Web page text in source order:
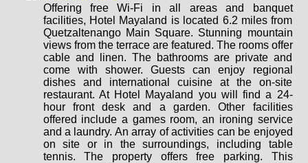
Offering free Wi-Fi in all areas and banquet
facilities, Hotel Mayaland is located 6.2 miles from
Quetzaltenango Main Square. Stunning mountain
views from the terrace are featured. The rooms offer
cable and linen. The bathrooms are private and
come with shower. Guests can enjoy regional
dishes and international cuisine at the on-site
restaurant. At Hotel Mayaland you will find a 24-
hour front desk and a garden. Other facilities
offered include a games room, an ironing service
and a laundry. An array of activities can be enjoyed
on site or in the surroundings, including table
tennis. The property offers free parking. This